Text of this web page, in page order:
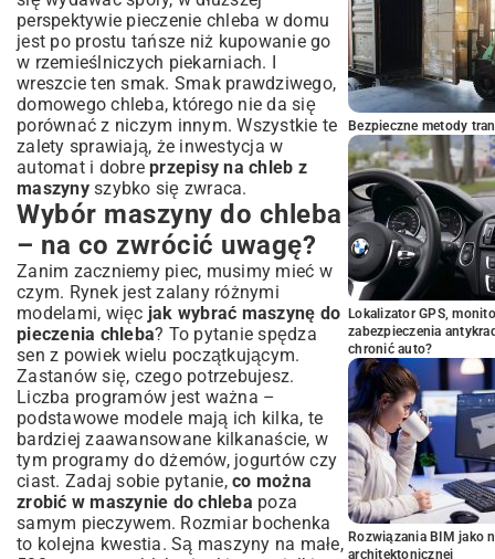
perspektywie pieczenie chleba w domu
jest po prostu tańsze niż kupowanie go
w rzemieślniczych piekarniach. I
wreszcie ten smak. Smak prawdziwego,
domowego chleba, którego nie da się
porównać z niczym innym. Wszystkie te
zalety sprawiają, że inwestycja w
automat i dobre przepisy na chleb z
maszynyszybko się zwraca.
Wybór maszyny do chleba
– na co zwrócić uwagę?
Zanim zaczniemy piec, musimy mieć w
czym. Rynek jest zalany różnymi
modelami, więc jak wybrać maszynę do
pieczenia chleba? To pytanie spędza
sen z powiek wielu początkującym.
Zastanów się, czego potrzebujesz.
Liczba programów jest ważna –
podstawowe modele mają ich kilka, te
bardziej zaawansowane kilkanaście, w
tym programy do dżemów, jogurtów czy
ciast. Zadaj sobie pytanie, co można
zrobić w maszynie do chleba poza
samym pieczywem. Rozmiar bochenka
to kolejna kwestia. Są maszyny na małe,
Bezpieczne metody
Lokalizator GPS,
zabezpieczenia
chronić auto?
Rozwiązania BIM jako
architektonicznej